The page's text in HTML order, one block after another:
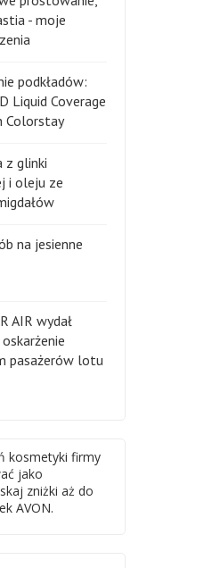
- moje
podkładów:
Liquid Coverage
Colorstay
z glinki
i oleju ze
na jesienne
AIR wydał
pasażerów lotu
kosmetyki firmy
jako
zniżki aż do
AVON.